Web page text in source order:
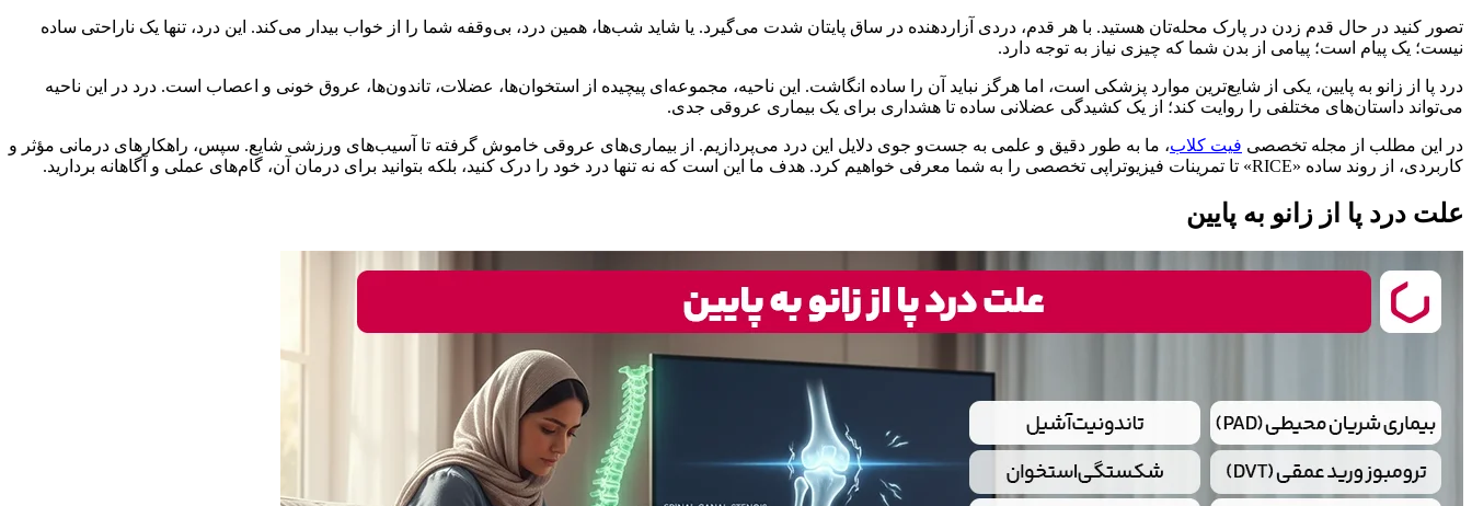
تصور کنید در حال قدم زدن در پارک محله‌تان هستید. با هر قدم، دردی آزاردهنده در ساق پایتان شدت می‌گیرد. یا شاید شب‌ها، همین درد، بی‌وقفه شما را از خواب بیدار می‌کند. این درد، تنها یک ناراحتی ساده
نیست؛ یک پیام است؛ پیامی از بدن شما که چیزی نیاز به توجه دارد.
درد پا از زانو به پایین، یکی از شایع‌ترین موارد پزشکی است، اما هرگز نباید آن را ساده انگاشت. این ناحیه، مجموعه‌ای پیچیده از استخوان‌ها، عضلات، تاندون‌ها، عروق خونی و اعصاب است. درد در این ناحیه
می‌تواند داستان‌های مختلفی را روایت کند؛ از یک کشیدگی عضلانی ساده تا هشداری برای یک بیماری عروقی جدی.
در این مطلب از مجله تخصصی فیت کلاب، ما به طور دقیق و علمی به جست‌و جوی دلایل این درد می‌پردازیم. از بیماری‌های عروقی خاموش گرفته تا آسیب‌های ورزشی شایع. سپس، راهکارهای درمانی مؤثر و
کاربردی، از روند ساده «RICE» تا تمرینات فیزیوتراپی تخصصی را به شما معرفی خواهیم کرد. هدف ما این است که نه تنها درد خود را درک کنید، بلکه بتوانید برای درمان آن، گام‌های عملی و آگاهانه بردارید.
علت درد پا از زانو به پایین